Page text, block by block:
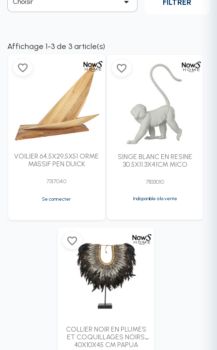
Choisir FILTRER
Affichage 1-3 de 3 article(s)
VOILIER 64,5X29,5X51 ORME
MASSIF PEN DUICK
7317040
Se connecter
favorite_border
SINGE BLANC EN RESINE
30.5X11.3X41CM MICO
7833010
Indisponible à la vente
favorite_border
COLLIER NOIR EN PLUMES
ET COQUILLAGES NOIRS
40X10X45 CM PAPUA
favorite_border